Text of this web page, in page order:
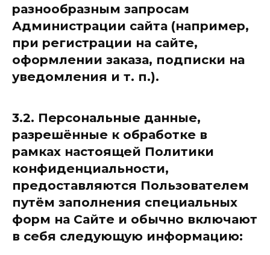
разнообразным запросам
Администрации сайта (например,
при регистрации на сайте,
оформлении заказа, подписки на
уведомления и т. п.).
3.2. Персональные данные,
разрешённые к обработке в
рамках настоящей Политики
конфиденциальности,
предоставляются Пользователем
путём заполнения специальных
форм на Сайте и обычно включают
в себя следующую информацию: